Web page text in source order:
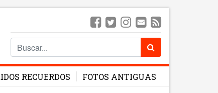
RECUERDOS FOTOS ANTIGUAS